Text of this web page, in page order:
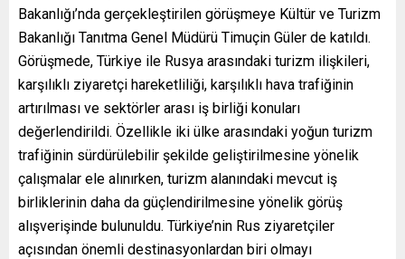
Bakanlığı’nda gerçekleştirilen görüşmeye Kültür ve Turizm
Bakanlığı Tanıtma Genel Müdürü Timuçin Güler de katıldı.
Görüşmede, Türkiye ile Rusya arasındaki turizm ilişkileri,
karşılıklı ziyaretçi hareketliliği, karşılıklı hava trafiğinin
artırılması ve sektörler arası iş birliği konuları
değerlendirildi. Özellikle iki ülke arasındaki yoğun turizm
trafiğinin sürdürülebilir şekilde geliştirilmesine yönelik
çalışmalar ele alınırken, turizm alanındaki mevcut iş
birliklerinin daha da güçlendirilmesine yönelik görüş
alışverişinde bulunuldu. Türkiye’nin Rus ziyaretçiler
açısından önemli destinasyonlardan biri olmayı